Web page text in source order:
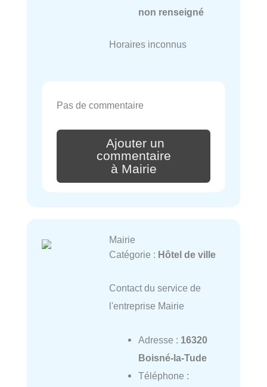
non renseigné
Horaires inconnus
Pas de commentaire
Ajouter un
commentaire
à Mairie
Mairie
Catégorie : Hôtel de ville
Contact du service de
l'entreprise Mairie
Adresse : 16320
Boisné-la-Tude
Téléphone :